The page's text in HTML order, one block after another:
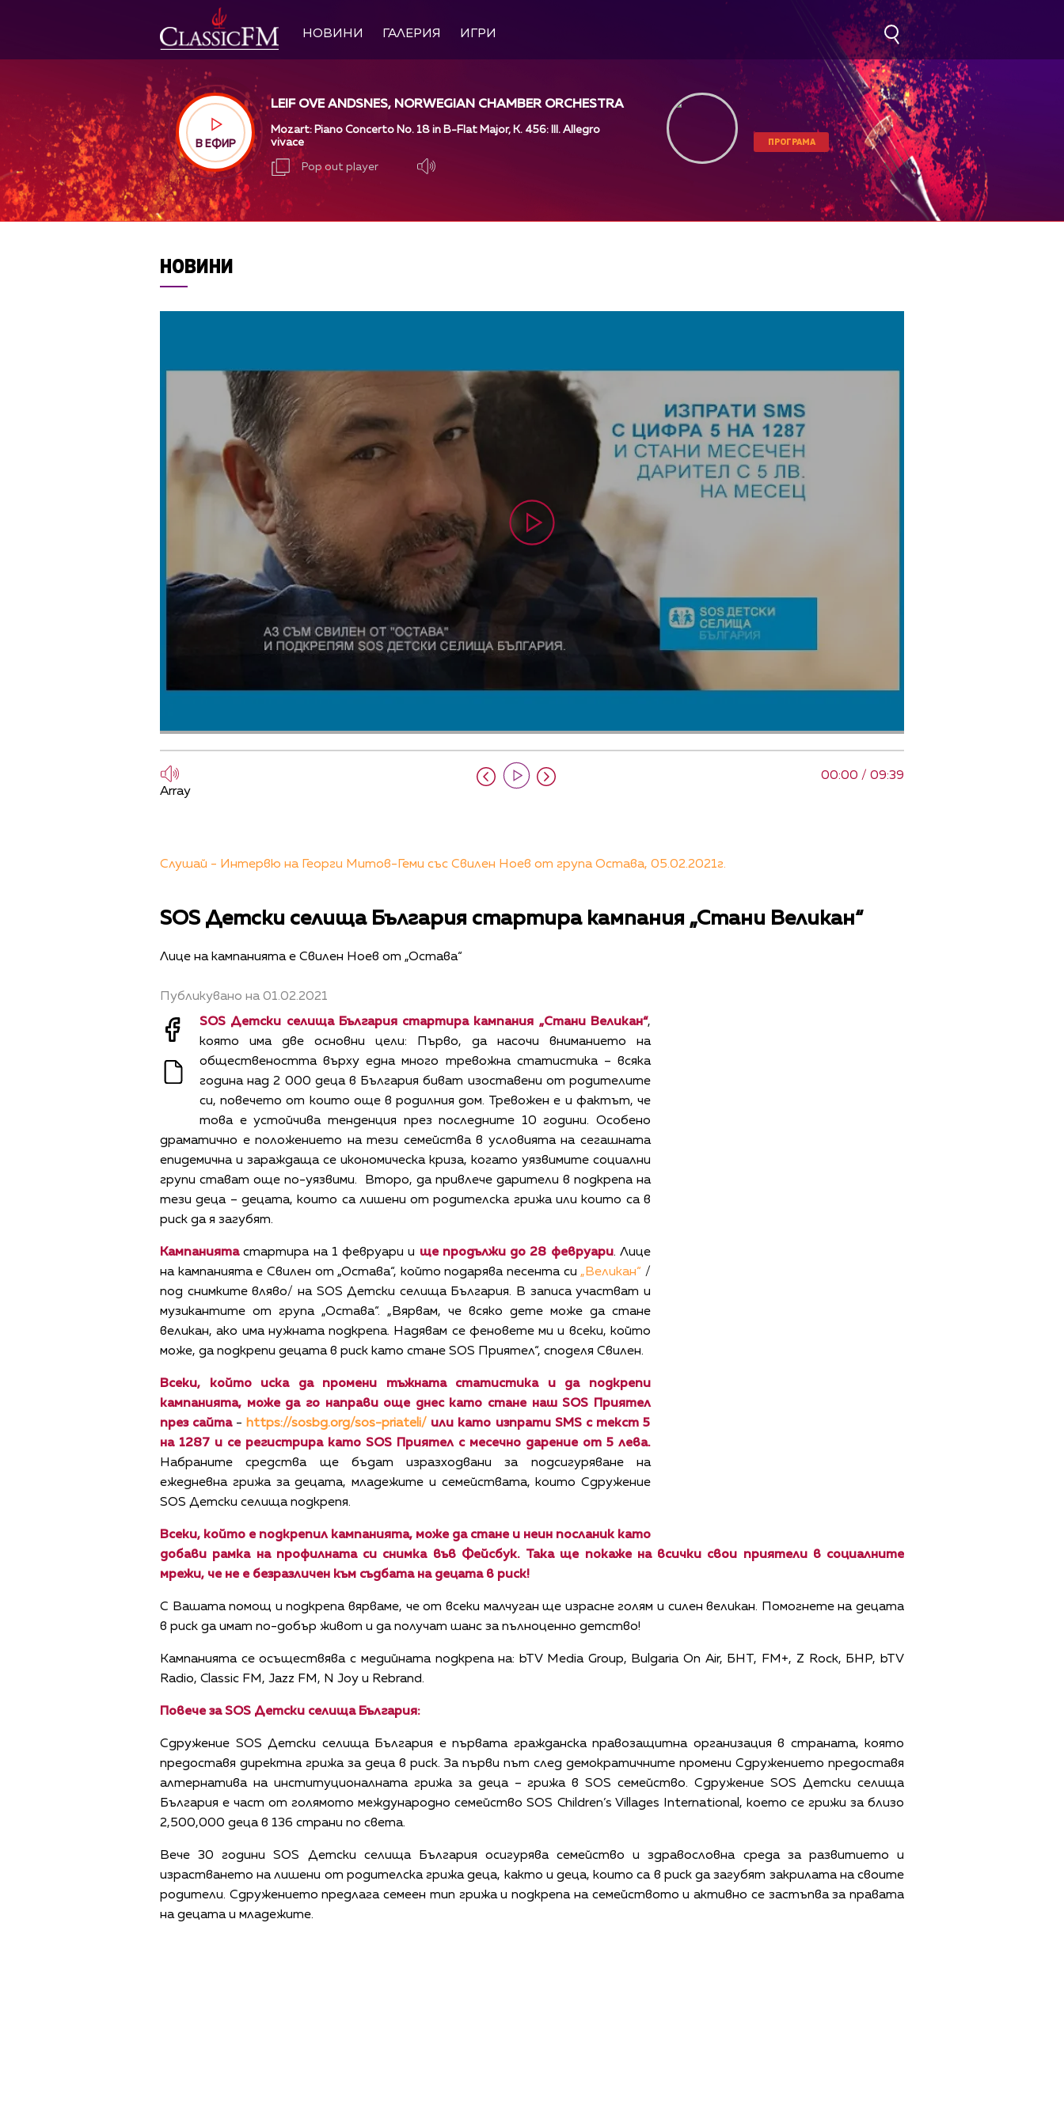
НОВИНИ ГАЛЕРИЯ ИГРИ
В ЕФИР
LEIF OVE ANDSNES, NORWEGIAN CHAMBER ORCHESTRA
Mozart: Piano Concerto No. 18 in B-Flat Major, K. 456: III. Allegro
vivace
Pop out player
ПРОГРАМА
НОВИНИ
00:00 / 09:39
Array
Слушай - Интервю на Георги Митов-Геми със Свилен Ноев от група Остава, 05.02.2021г.
SOS Детски селища България стартира кампания „Стани Великан“
Лице на кампанията е Свилен Ноев от „Остава“
Публикувано на 01.02.2021
SOS Детски селища България стартира кампания „Стани Великан“,
която има две основни цели: Първо, да насочи вниманието на
обществеността върху една много тревожна статистика – всяка
година над 2 000 деца в България биват изоставени от родителите
си, повечето от които още в родилния дом. Тревожен е и фактът, че
това е устойчива тенденция през последните 10 години. Особено
драматично е положението на тези семейства в условията на сегашната
епидемична и зараждаща се икономическа криза, когато уязвимите социални
групи стават още по-уязвими. Второ, да привлече дарители в подкрепа на
тези деца – децата, които са лишени от родителска грижа или които са в
риск да я загубят.
Кампаниятастартира на 1 февруари и ще продължи до 28 февруари. Лице
на кампанията е Свилен от „Остава“, който подарява песента си „Великан“ /
под снимките вляво/ на SOS Детски селища България. В записа участват и
музикантите от група „Остава“. „Вярвам, че всяко дете може да стане
великан, ако има нужната подкрепа. Надявам се феновете ми и всеки, който
може, да подкрепи децата в риск като стане SOS Приятел“, споделя Свилен.
Всеки, който иска да промени тъжната статистика и да подкрепи
кампанията, може да го направи още днес като стане наш SOS Приятел
през сайта - https://sosbg.org/sos-priateli/ или като изпрати SMS с текст 5
на 1287 и се регистрира като SOS Приятел с месечно дарение от 5 лева.
Набраните средства ще бъдат изразходвани за подсигуряване на
ежедневна грижа за децата, младежите и семействата, които Сдружение
SOS Детски селища подкрепя.
Всеки, който е подкрепил кампанията, може да стане и неин посланик като
добави рамка на профилната си снимка във Фейсбук. Така ще покаже на всички свои приятели в социалните
мрежи, че не е безразличен към съдбата на децата в риск!
С Вашата помощ и подкрепа вярваме, че от всеки малчуган ще израсне голям и силен великан. Помогнете на децата
в риск да имат по-добър живот и да получат шанс за пълноценно детство!
Кампанията се осъществява с медийната подкрепа на: bTV Media Group, Bulgaria On Air, БНТ, FM+, Z Rock, БНР, bTV
Radio, Classic FM, Jazz FM, N Joy и Rebrand.
Повече за SOS Детски селища България:
Сдружение SOS Детски селища България е първата гражданска правозащитна организация в страната, която
предоставя директна грижа за деца в риск. За първи път след демократичните промени Сдружението предоставя
алтернатива на институционалната грижа за деца – грижа в SOS семейство. Сдружение SOS Детски селища
България е част от голямото международно семейство SOS Children’s Villages International, което се грижи за близо
2,500,000 деца в 136 страни по света.
Вече 30 години SOS Детски селища България осигурява семейство и здравословна среда за развитието и
израстването на лишени от родителска грижа деца, както и деца, които са в риск да загубят закрилата на своите
родители. Сдружението предлага семеен тип грижа и подкрепа на семейството и активно се застъпва за правата
на децата и младежите.